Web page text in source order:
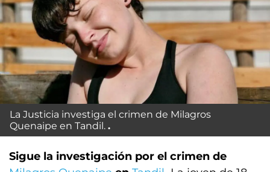
La Justicia investiga el crimen de Milagros
Quenaipe en Tandil.
Sigue la investigación por el crimen de